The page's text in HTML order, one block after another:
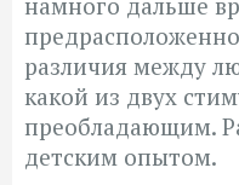
различия между
какой из двух
преобладающим.
детским опытом.